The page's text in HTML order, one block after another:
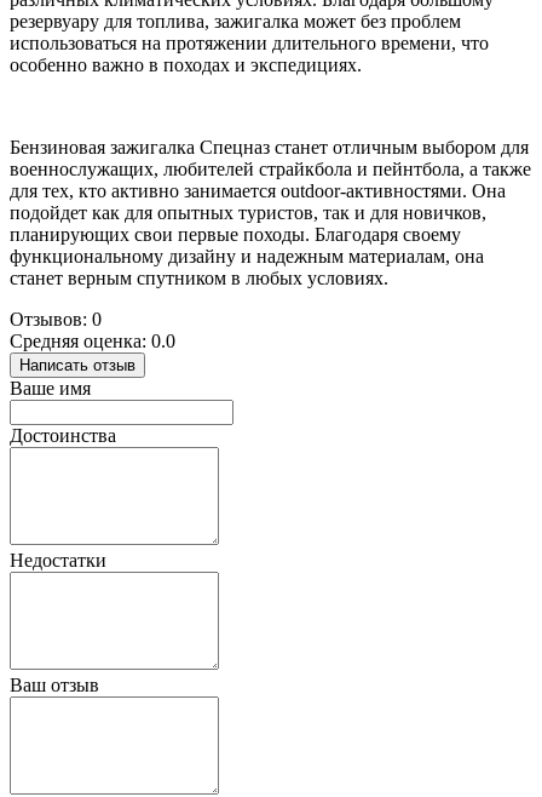
резервуару для топлива, зажигалка может без проблем
использоваться на протяжении длительного времени, что
особенно важно в походах и экспедициях.
Бензиновая зажигалка Спецназ станет отличным выбором для
военнослужащих, любителей страйкбола и пейнтбола, а также
для тех, кто активно занимается outdoor-активностями. Она
подойдет как для опытных туристов, так и для новичков,
планирующих свои первые походы. Благодаря своему
функциональному дизайну и надежным материалам, она
станет верным спутником в любых условиях.
Отзывов: 0
Средняя оценка: 0.0
Написать отзыв
Ваше имя
Достоинства
Недостатки
Ваш отзыв